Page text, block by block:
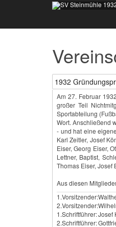
1932
Am 27. Februar
großer Teil
Sportabteilung
Wort. Anschließend
- und hat eine
Karl Zeitler, Josef
Eiser, Georg Eiser,
Lettner, Baptist,
Thomas Eiser, Josef
Aus diesen
1.Vorsitzender:
2.Vorsitzender:
1.Schriftführer:
2.Schriftführer:
Josef